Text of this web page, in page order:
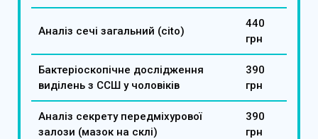
Аналіз сечі загальний (cito)
440
грн
Бактеріоскопічне дослідження
виділень з ССШ у чоловіків
390
грн
Аналіз секрету передміхурової
залози (мазок на склі)
390
грн